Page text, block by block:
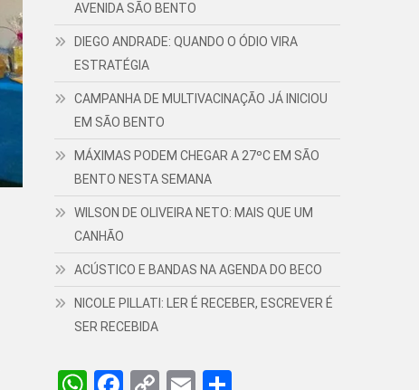
AVENIDA SÃO BENTO
DIEGO ANDRADE: QUANDO O ÓDIO VIRA
ESTRATÉGIA
CAMPANHA DE MULTIVACINAÇÃO JÁ INICIOU
EM SÃO BENTO
MÁXIMAS PODEM CHEGAR A 27ºC EM SÃO
BENTO NESTA SEMANA
WILSON DE OLIVEIRA NETO: MAIS QUE UM
CANHÃO
ACÚSTICO E BANDAS NA AGENDA DO BECO
NICOLE PILLATI: LER É RECEBER, ESCREVER É
SER RECEBIDA